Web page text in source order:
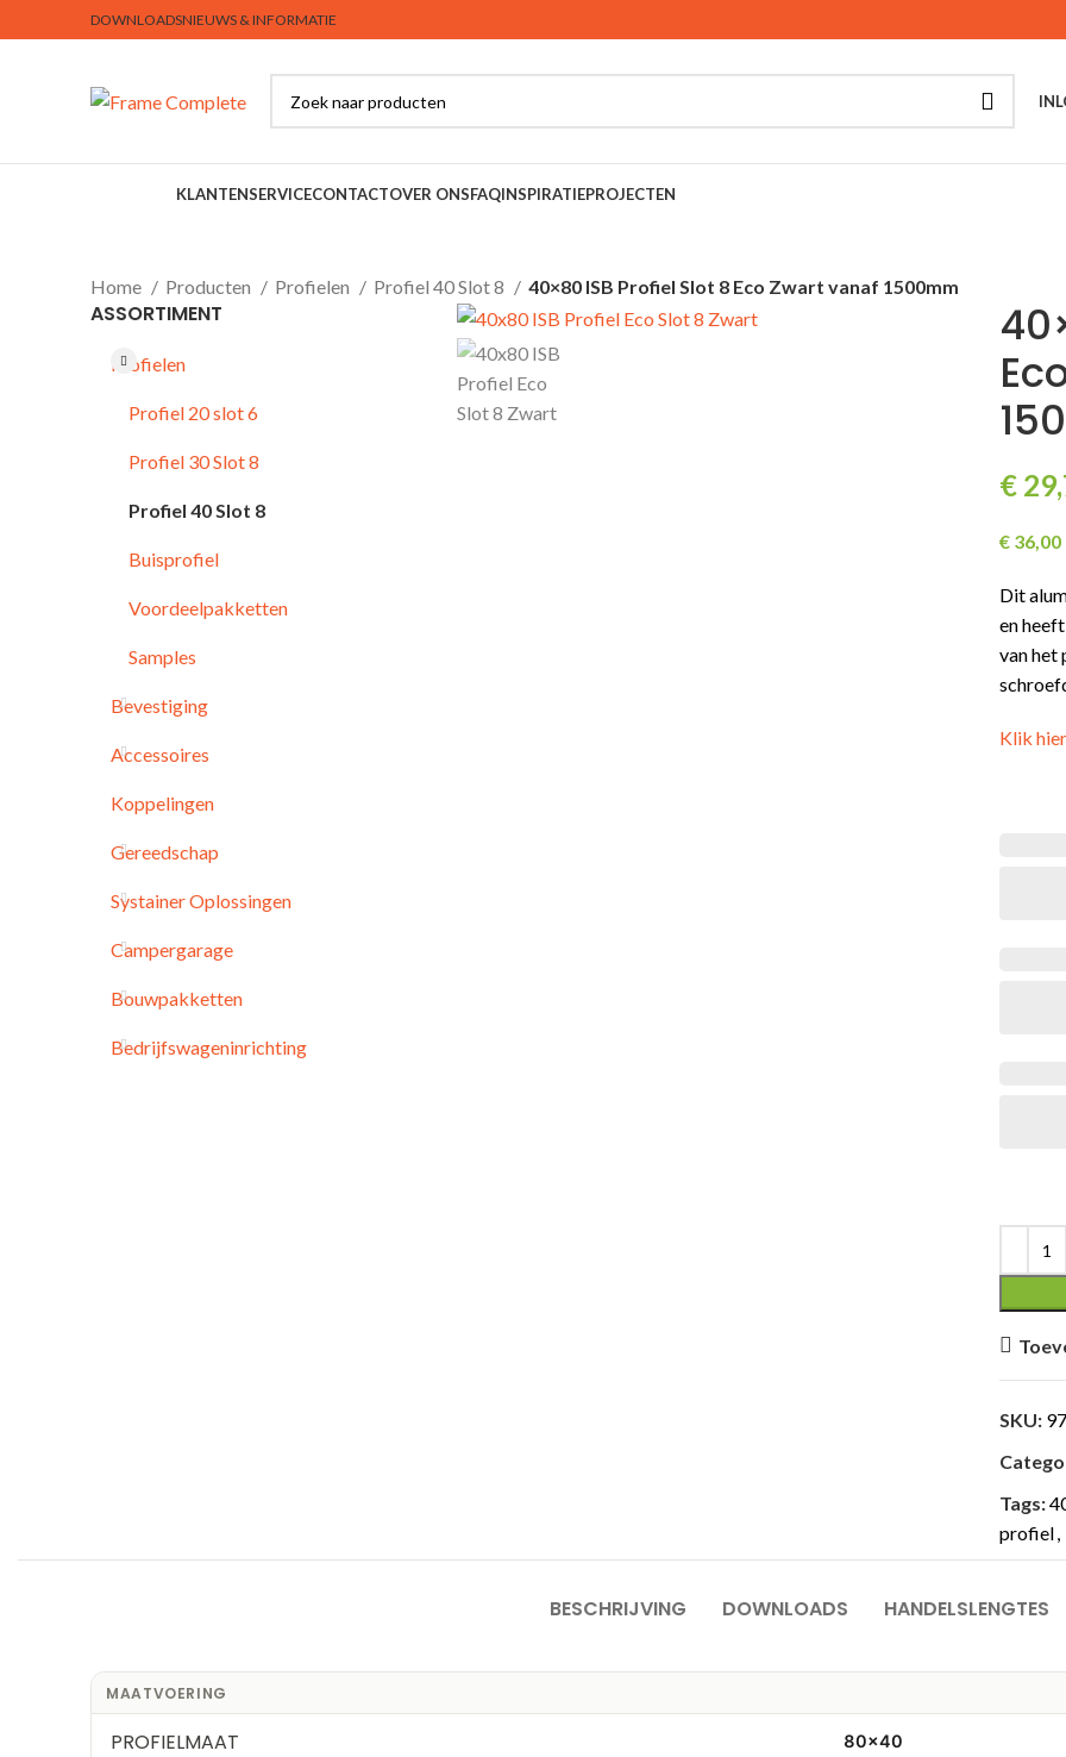
DOWNLOADSNIEUWS & INFORMATIE
KLANTENSERVICECONTACTOVER ONSFAQINSPIRATIEPROJECTEN
Home Producten Profielen Profiel 40 Slot 8 40×80 ISB Profiel Slot 8 Eco Zwart vanaf 1500mm
€
€36,00
Dit
en
van het
Klik
SKU:
Tags:
profiel,
ASSORTIMENT
Profielen
Profiel 20 slot 6
Profiel 30 Slot 8
Profiel 40 Slot 8
Buisprofiel
Voordeelpakketten
Samples
Bevestiging
Accessoires
Koppelingen
Gereedschap
Systainer Oplossingen
Campergarage
Bouwpakketten
Bedrijfswageninrichting
BESCHRIJVING DOWNLOADS HANDELSLENGTES
MAATVOERING
PROFIELMAAT 80×40